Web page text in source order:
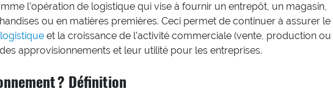
l’opération de logistique qui vise à fournir un entrepôt, un magasin,
ou en matières premières. Ceci permet de continuer à assurer le
logistique et la croissance de l’activité commerciale (vente, production ou
approvisionnements et leur utilité pour les entreprises.
? Définition